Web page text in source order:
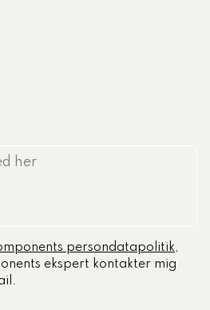
persondatapolitik,
ekspert kontakter mig